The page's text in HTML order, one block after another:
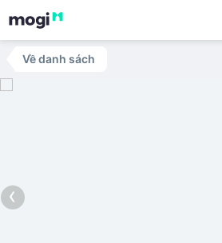
Về danh sách
‹